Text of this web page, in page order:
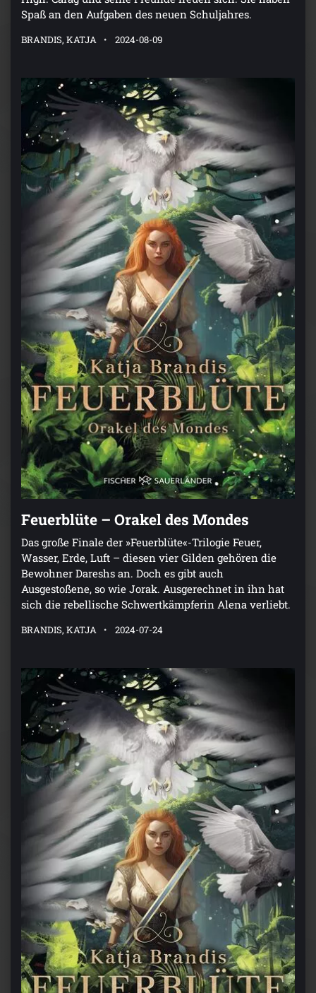
Spaß an den Aufgaben des neuen Schuljahres.
BRANDIS, KATJA 2024-08-09
Feuerblüte – Orakel des Mondes
Das große Finale der »Feuerblüte«-Trilogie Feuer,
Wasser, Erde, Luft – diesen vier Gilden gehören die
Bewohner Dareshs an. Doch es gibt auch
Ausgestoßene, so wie Jorak. Ausgerechnet in ihn hat
sich die rebellische Schwertkämpferin Alena verliebt.
BRANDIS, KATJA 2024-07-24